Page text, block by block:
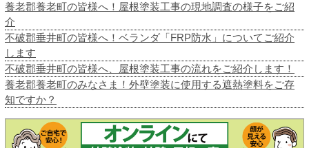
養老郡養老町の皆様へ！屋根塗装工事の現地調査の様子をご紹
介
不破郡垂井町の皆様へ！ベランダ「FRP防水」についてご紹介
します
不破郡垂井町の皆様へ、屋根塗装工事の流れをご紹介します！
養老郡養老町のみなさま！外壁塗装に使用する遮熱塗料をご存
知ですか？